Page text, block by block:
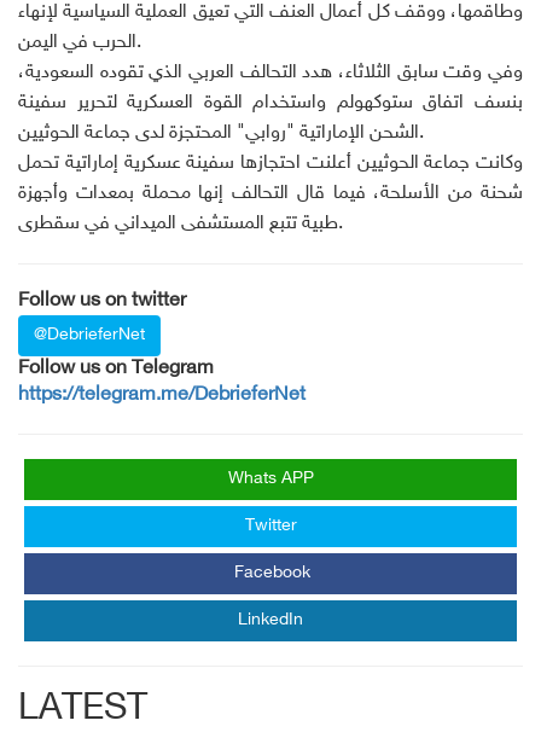
وطاقمها، ووقف كل أعمال العنف التي تعيق العملية السياسية لإنهاء
الحرب في اليمن.
وفي وقت سابق الثلاثاء، هدد التحالف العربي الذي تقوده السعودية،
بنسف اتفاق ستوكهولم واستخدام القوة العسكرية لتحرير سفينة
الشحن الإماراتية "روابي" المحتجزة لدى جماعة الحوثيين.
وكانت جماعة الحوثيين أعلنت احتجازها سفينة عسكرية إماراتية تحمل
شحنة من الأسلحة، فيما قال التحالف إنها محملة بمعدات وأجهزة
طبية تتبع المستشفى الميداني في سقطرى.
Follow us on twitter
@DebrieferNet
Follow us on Telegram
https://telegram.me/DebrieferNet
Whats APP
Twitter
Facebook
LinkedIn
LATEST